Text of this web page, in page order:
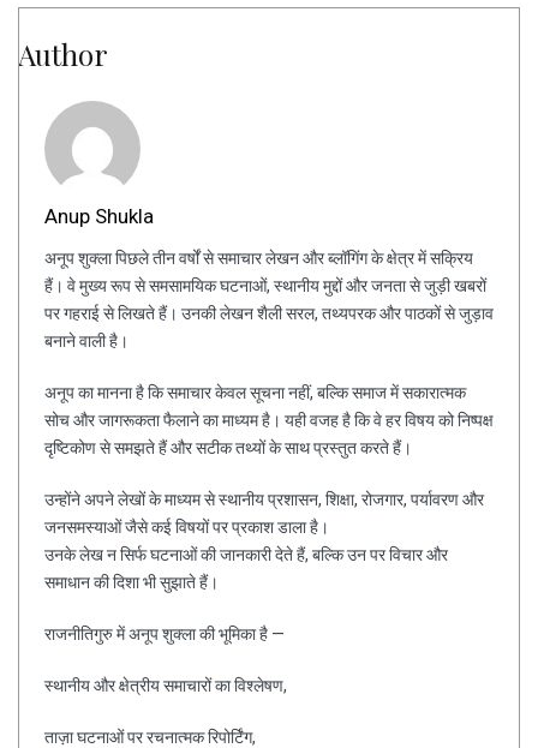
Author
Anup Shukla
अनूप शुक्ला पिछले तीन वर्षों से समाचार लेखन और ब्लॉगिंग के क्षेत्र में सक्रिय
हैं। वे मुख्य रूप से समसामयिक घटनाओं, स्थानीय मुद्दों और जनता से जुड़ी खबरों
पर गहराई से लिखते हैं। उनकी लेखन शैली सरल, तथ्यपरक और पाठकों से जुड़ाव
बनाने वाली है।
अनूप का मानना है कि समाचार केवल सूचना नहीं, बल्कि समाज में सकारात्मक
सोच और जागरूकता फैलाने का माध्यम है। यही वजह है कि वे हर विषय को निष्पक्ष
दृष्टिकोण से समझते हैं और सटीक तथ्यों के साथ प्रस्तुत करते हैं।
उन्होंने अपने लेखों के माध्यम से स्थानीय प्रशासन, शिक्षा, रोजगार, पर्यावरण और
जनसमस्याओं जैसे कई विषयों पर प्रकाश डाला है।
उनके लेख न सिर्फ घटनाओं की जानकारी देते हैं, बल्कि उन पर विचार और
समाधान की दिशा भी सुझाते हैं।
राजनीतिगुरु में अनूप शुक्ला की भूमिका है —
स्थानीय और क्षेत्रीय समाचारों का विश्लेषण,
ताज़ा घटनाओं पर रचनात्मक रिपोर्टिंग,